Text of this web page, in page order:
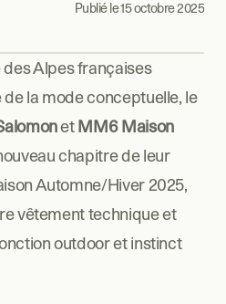
Publié le 15 octobre 2025
Alpes françaises
la mode conceptuelle, le
et MM6 Maison
chapitre de leur
Automne/Hiver 2025,
vêtement technique et
outdoor et instinct